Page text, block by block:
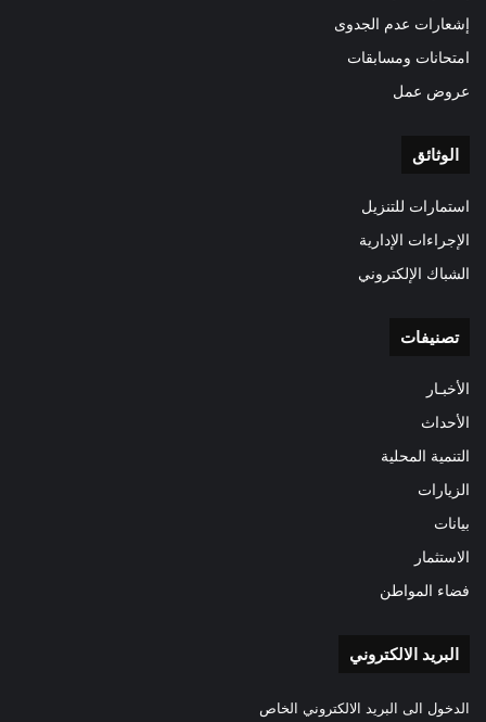
إشعارات عدم الجدوى
امتحانات ومسابقات
عروض عمل
الوثائق
استمارات للتنزيل
الإجراءات الإدارية
الشباك الإلكتروني
تصنيفات
الأخبـار
الأحداث
التنمية المحلية
الزيارات
بيانات
الاستثمار
فضاء المواطن
البريد الالكتروني
الدخول الى البريد الالكتروني الخاص